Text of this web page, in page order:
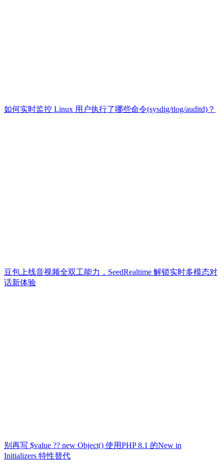
如何实时监控 Linux 用户执行了哪些命令(sysdig/tlog/auditd)？
豆包上线音视频全双工能力，SeedRealtime 解锁实时多模态对
话新体验
别再写 $value ?? new Object() 使用PHP 8.1 的New in
Initializers 特性替代